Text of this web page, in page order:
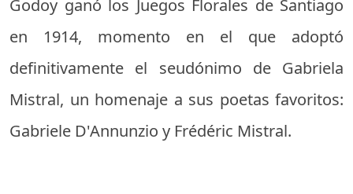
Godoy ganó los Juegos Florales de Santiago
en 1914, momento en el que adoptó
definitivamente el seudónimo de Gabriela
Mistral, un homenaje a sus poetas favoritos:
Gabriele D'Annunzio y Frédéric Mistral.